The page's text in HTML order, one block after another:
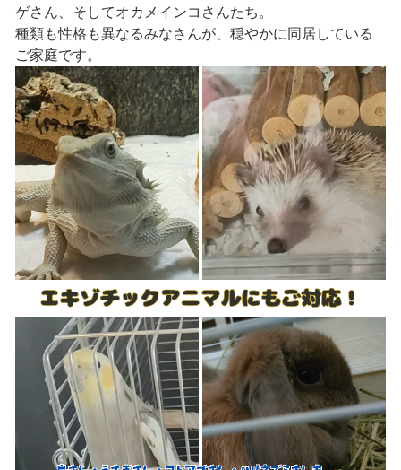
ゲさん、そしてオカメインコさんたち。
種類も性格も異なるみなさんが、穏やかに同居している
ご家庭です。